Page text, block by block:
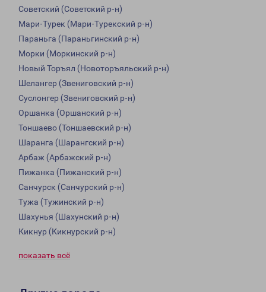
Советский (Советский р-н)
Мари-Турек (Мари-Турекский р-н)
Параньга (Параньгинский р-н)
Морки (Моркинский р-н)
Новый Торъял (Новоторъяльский р-н)
Шелангер (Звениговский р-н)
Суслонгер (Звениговский р-н)
Оршанка (Оршанский р-н)
Тоншаево (Тоншаевский р-н)
Шаранга (Шарангский р-н)
Арбаж (Арбажский р-н)
Пижанка (Пижанский р-н)
Санчурск (Санчурский р-н)
Тужа (Тужинский р-н)
Шахунья (Шахунский р-н)
Кикнур (Кикнурский р-н)
показать всё